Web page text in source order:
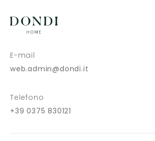
E-mail
web.admin@dondi.it
Telefono
+39 0375 830121